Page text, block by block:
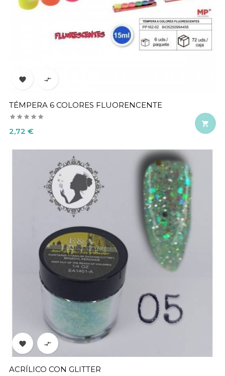
 
TÉMPERA 6 COLORES FLUORENCENTE
Precio
2,72 €

 
ACRÍLICO CON GLITTER